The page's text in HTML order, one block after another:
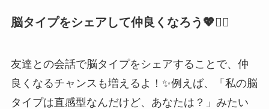
脳タイプをシェアして仲良くなろう💖👯‍♀️
友達との会話で脳タイプをシェアすることで、仲
良くなるチャンスも増えるよ！✨例えば、「私の脳
タイプは直感型なんだけど、あなたは？」みたい